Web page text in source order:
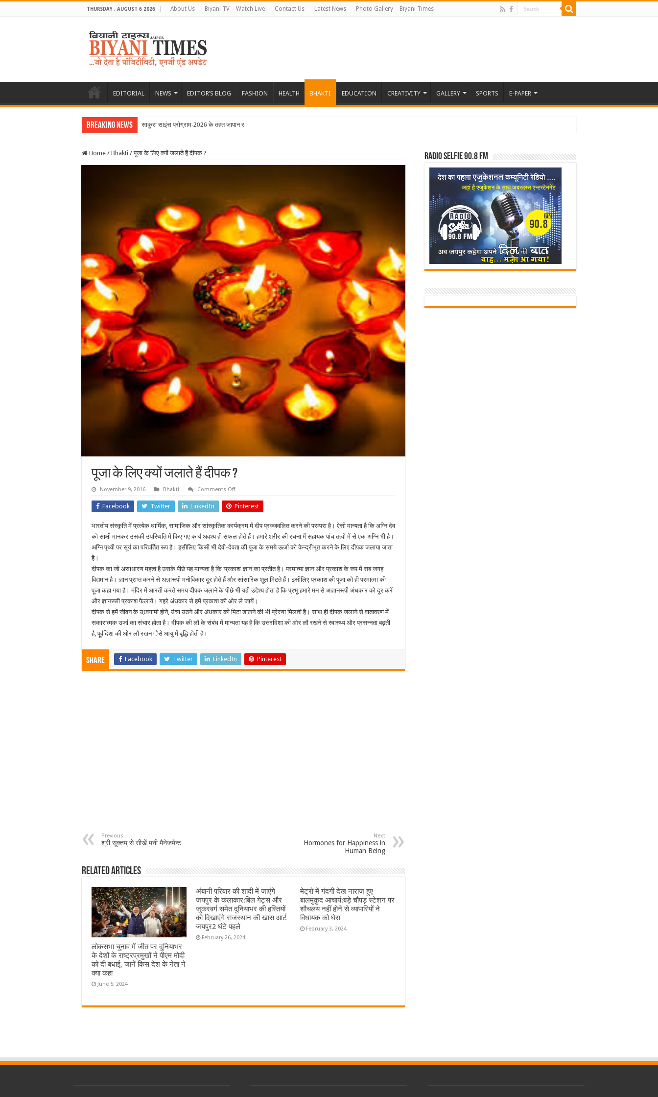
THURSDAY , AUGUST 6 2026 About Us Biyani TV – Watch Live Contact Us Latest News Photo Gallery – Biyani Times
EDITORIAL NEWS EDITOR’S BLOG FASHION HEALTH BHAKTI EDUCATION CREATIVITY GALLERY SPORTS E-PAPER
Breaking News साकुरा साइंस प्रोग्राम-2026 के तहत जापान रवाना हुई बियानी ग्र
Home / Bhakti / पूजा के लिए क्यों जलाते हैं दीपक ?
पूजा के लिए क्यों जलाते हैं दीपक ?
November 9, 2016 Bhakti Comments Offon
के
लिए
क्यों
जलाते
हैं
दीपक
?
Facebook Twitter LinkedIn Pinterest
भारतीय संस्कृति में प्रत्येक धार्मिक, सामाजिक और सांस्कृतिक कार्यक्रम में दीप प्रज्जवलित करने की परम्परा है। ऐसी मान्यता है कि अग्नि देव
को साक्षी मानकर उसकी उपस्थिति में किए गए कार्य अवश्य ही सफल होते हैं। हमारे शरीर की रचना में सहायक पांच तत्वों में से एक अग्नि भी है।
अग्नि पृथ्वी पर सूर्य का परिवर्तित रूप है। इसीलिए किसी भी देवी-देवता की पूजा के समये ऊर्जा को केन्द्रीभूत करने के लिए दीपक जलाया जाता
है।
दीपक का जो असाधारण महत्व है उसके पीछे यह मान्यता है कि ‘प्रकाश’ ज्ञान का प्रतीत है। परमात्मा ज्ञान और प्रकाश के रूप में सब जगह
विद्यमान है। ज्ञान प्राप्त करने से अज्ञारूपी मनोविकार दूर होते हैं और सांसारिक शूल मिटते हैं। इसीलिए प्रकाश की पूजा को ही परमात्मा की
पूजा कहा गया है। मंदिर में आरती करते समय दीपक जलाने के पीछे भी यही उद्देश्य होता है कि प्रभू हमारे मन से अज्ञानरूपी अंधकार को दूर करें
और ज्ञानरूपी प्रकाश फैलायें। गहरे अंधकार से हमें प्रकाश की ओर ले जायें।
दीपक से हमें जीवन के उध्र्वगामी होने, उंचा उठने और अंधकार को मिटा डालने की भी प्रेरणा मिलती है। साथ ही दीपक जलाने से वातावरण में
सकारात्मक उर्जा का संचार होता है। दीपक की लौ के संबंध में मान्यता यह है कि उत्तरदिशा की ओर लौ रखने से स्वास्थ्य और प्रसन्नता बढ़ती
है, पूूर्वदिशा की ओर लौ रखन ेसे आयु में वृद्धि होती है।
Share Facebook Twitter LinkedIn Pinterest
Previous
श्री सूक्तम् से सीखें मनी मैनेजमेन्ट
Next
Hormones for Happiness in
Human Being
Related Articles
लोकसभा चुनाव में जीत पर दुनियाभर
के देशों के राष्ट्रप्रमुखों ने पीएम मोदी
को दी बधाई, जानें किस देश के नेता ने
क्या कहा
June 5, 2024
अंबानी परिवार की शादी में जाएंगे
जयपुर के कलाकार:बिल गेट्स और
जुकरबर्ग समेत दुनियाभर की हस्तियों
को दिखाएंगे राजस्थान की खास आर्ट
जयपुर2 घंटे पहले
February 26, 2024
मेट्रो में गंदगी देख नाराज हुए
बालमुकुंद आचार्य:बड़े चौपड़ स्टेशन पर
शौचलय नहीं होने से व्यापारियों ने
विधायक को घेरा
February 3, 2024
Radio Selfie 90.8 FM